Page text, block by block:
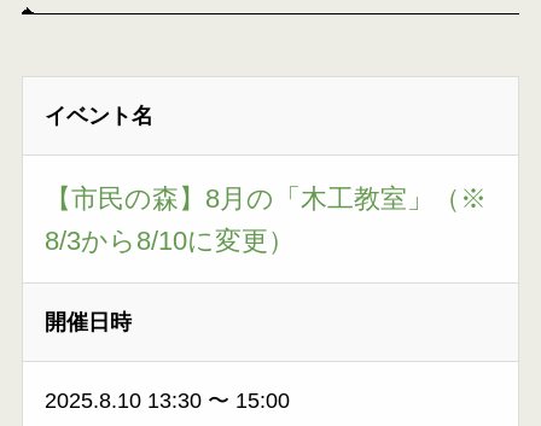
イベント名
【市民の森】8月の「木工教室」（※
8/3から8/10に変更）
開催日時
2025.8.10 13:30〜 15:00